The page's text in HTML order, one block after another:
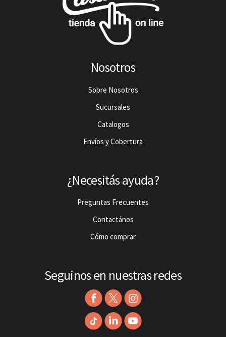
Nosotros
Sobre Nosotros
Sucursales
Catalogos
Envíos y Cobertura
¿Necesitás ayuda?
Preguntas Frecuentes
Contactános
Cómo comprar
Seguinos en nuestras redes